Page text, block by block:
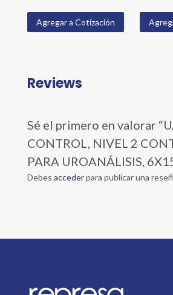
Agregar a Cotización
Reviews
Sé el primero en valorar
CONTROL, NIVEL 2
PARA UROANÁLISIS,
Debes accederpara publicar una